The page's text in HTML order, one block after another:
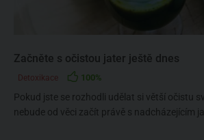
Začněte s očistou jater ještě dnes
Detoxikace 100%
Pokud jste se rozhodli udělat si větší očistu
nebude od věci začít právě s nadcházejícím